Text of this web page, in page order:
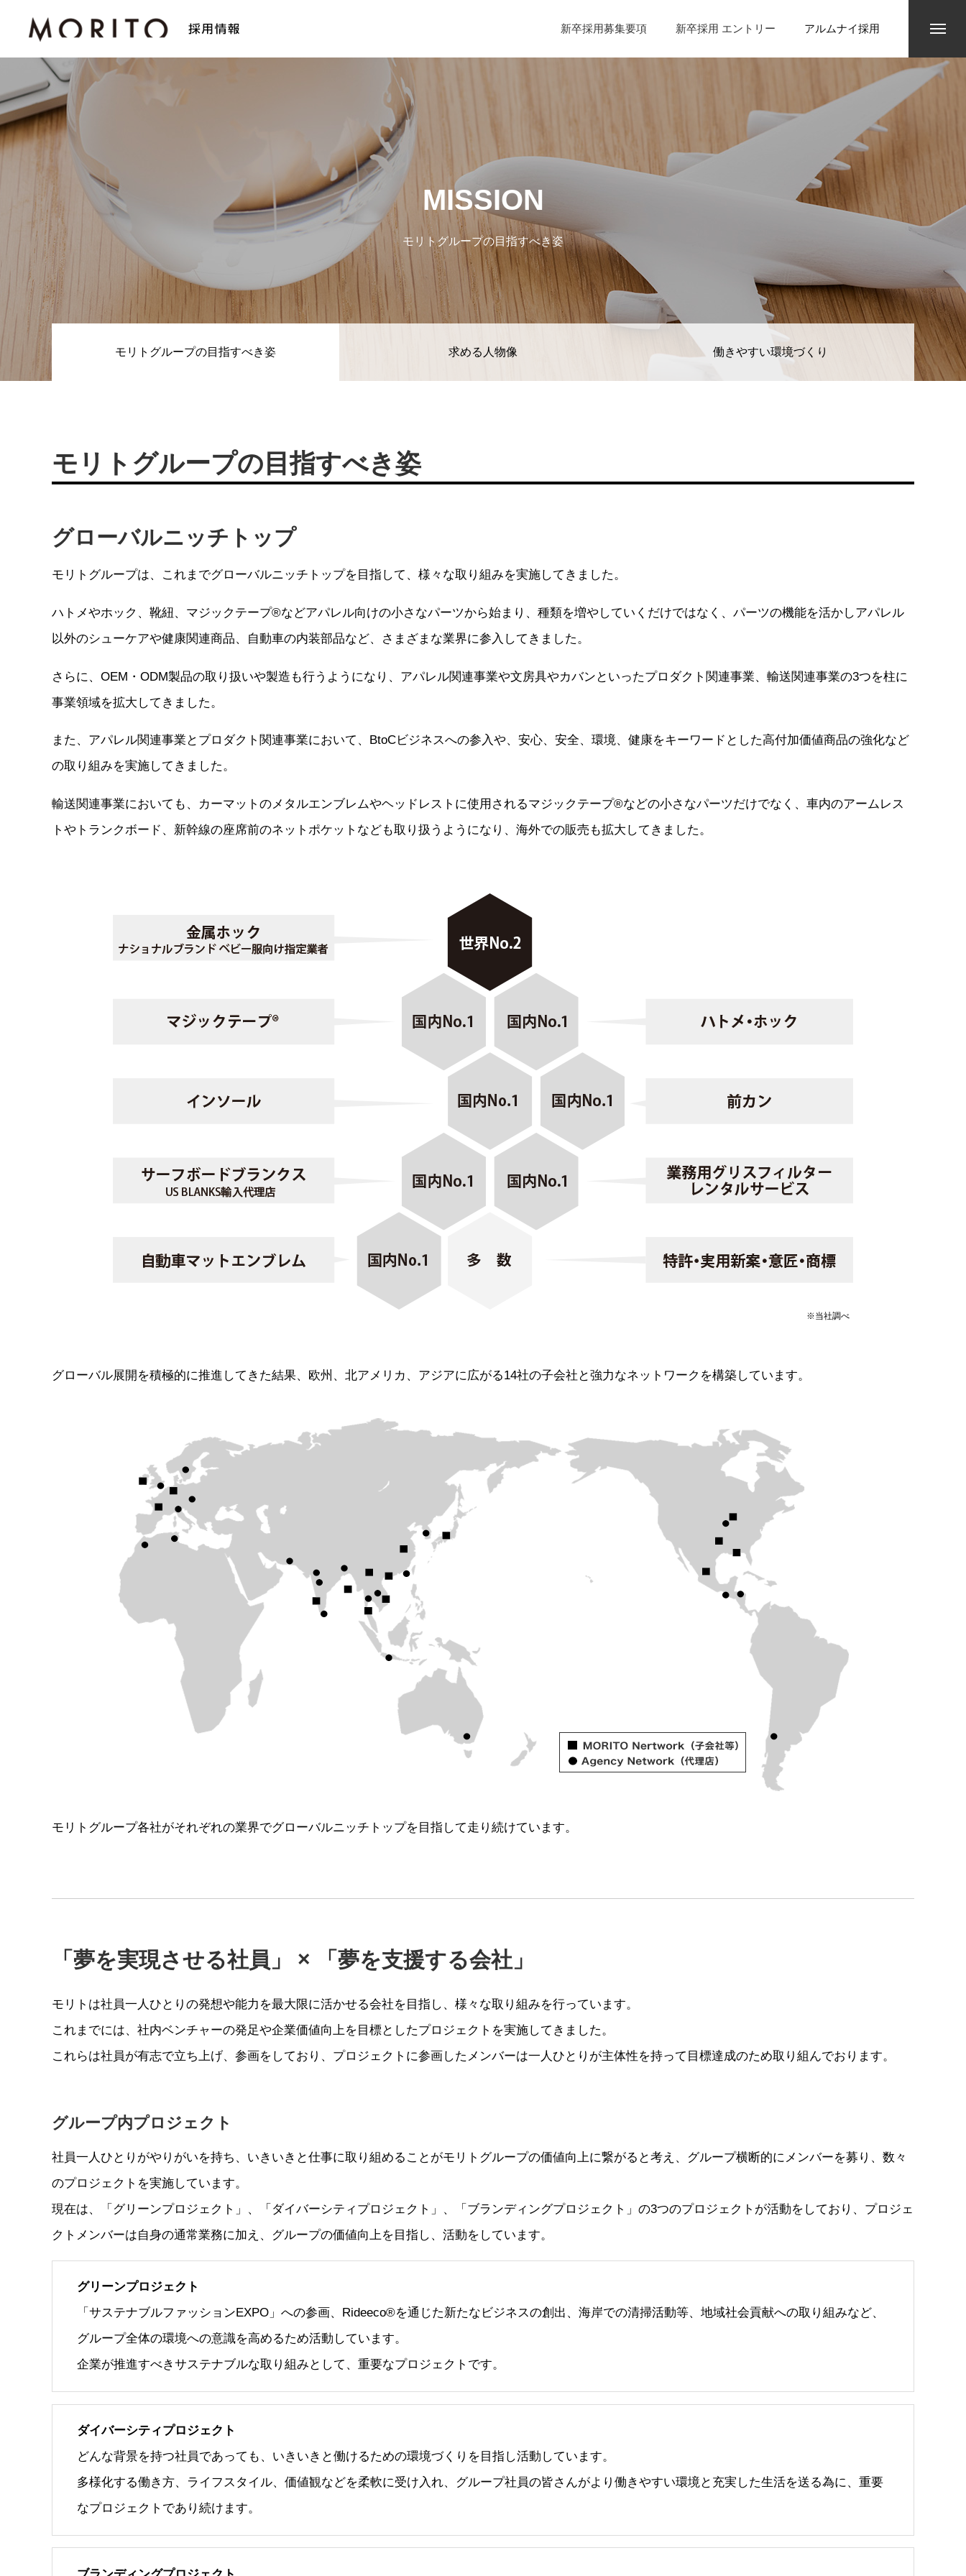
新卒採用募集要項 新卒採用 エントリー アルムナイ採用
BUSINESS
INTERVIEW
MISSION
モリトグループの目指すべき姿
モリトグループの目指すべき姿 求める人物像 働きやすい環境づくり
モリトグループの 目指すべき姿
グローバルニッチトップ
モリトグループは、これまでグローバルニッチトップを目指して、様々な取り組みを実施してきました。
ハトメやホック、靴紐、マジックテープ®などアパレル向けの小さなパーツから始まり、種類を増やしていくだけではなく、パーツの機能を活かしアパレル
以外のシューケアや健康関連商品、自動車の内装部品など、さまざまな業界に参入してきました。
さらに、OEM・ODM製品の取り扱いや製造も行うようになり、アパレル関連事業や文房具やカバンといったプロダクト関連事業、輸送関連事業の3つを柱に
事業領域を拡大してきました。
また、アパレル関連事業とプロダクト関連事業において、BtoCビジネスへの参入や、安心、安全、環境、健康をキーワードとした高付加価値商品の強化など
の取り組みを実施してきました。
輸送関連事業においても、カーマットのメタルエンブレムやヘッドレストに使用されるマジックテープ®などの小さなパーツだけでなく、車内のアームレス
トやトランクボード、新幹線の座席前のネットポケットなども取り扱うようになり、海外での販売も拡大してきました。
※当社調べ
グローバル展開を積極的に推進してきた結果、欧州、北アメリカ、アジアに広がる14社の子会社と強力なネットワークを構築しています。
モリトグループ各社がそれぞれの業界でグローバルニッチトップを目指して走り続けています。
「夢を実現させる社員」 × 「夢を支援する会社」
モリトは社員一人ひとりの発想や能力を最大限に活かせる会社を目指し、様々な取り組みを行っています。
これまでには、社内ベンチャーの発足や企業価値向上を目標としたプロジェクトを実施してきました。
これらは社員が有志で立ち上げ、参画をしており、プロジェクトに参画したメンバーは一人ひとりが主体性を持って目標達成のため取り組んでおります。
グループ内プロジェクト
社員一人ひとりがやりがいを持ち、いきいきと仕事に取り組めることがモリトグループの価値向上に繋がると考え、グループ横断的にメンバーを募り、数々
のプロジェクトを実施しています。
現在は、「グリーンプロジェクト」、「ダイバーシティプロジェクト」、「ブランディングプロジェクト」の3つのプロジェクトが活動をしており、プロジェ
クトメンバーは自身の通常業務に加え、グループの価値向上を目指し、活動をしています。
グリーンプロジェクト
「サステナブルファッションEXPO」への参画、Rideeco®を通じた新たなビジネスの創出、海岸での清掃活動等、地域社会貢献への取り組みなど、
グループ全体の環境への意識を高めるため活動しています。
企業が推進すべきサステナブルな取り組みとして、重要なプロジェクトです。
ダイバーシティプロジェクト
どんな背景を持つ社員であっても、いきいきと働けるための環境づくりを目指し活動しています。
多様化する働き方、ライフスタイル、価値観などを柔軟に受け入れ、グループ社員の皆さんがより働きやすい環境と充実した生活を送る為に、重要
なプロジェクトであり続けます。